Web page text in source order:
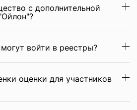
с дополнительной
войти в реестры?
оценки для участников